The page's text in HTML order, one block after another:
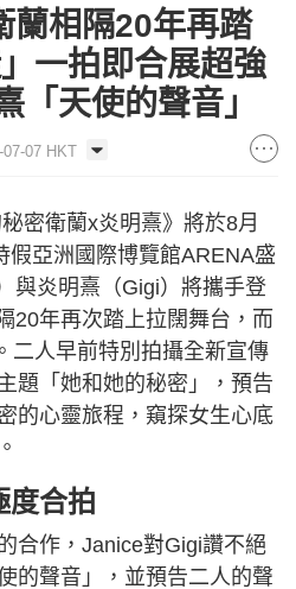
蘭相隔20年再踏
一拍即合展超強
「天使的聲音」
07 HKT
密衛蘭x炎明熹》將於8月
假亞洲國際博覽館ARENA盛
與炎明熹（Gigi）將攜手登
20年再次踏上拉闊舞台，而
二人早前特別拍攝全新宣傳
題「她和她的秘密」，預告
的心靈旅程，窺探女生心底
度合拍
合作，Janice對Gigi讚不絕
的聲音」，並預告二人的聲